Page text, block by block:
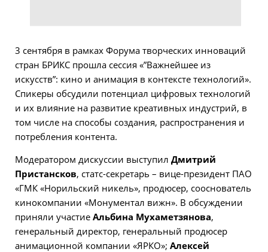
3 сентября в рамках Форума творческих инноваций
стран БРИКС прошла сессия «”Важнейшее из
искусств”: кино и анимация в контексте технологий».
Спикеры обсудили потенциал цифровых технологий
и их влияние на развитие креативных индустрий, в
том числе на способы создания, распространения и
потребления контента.
Модератором дискуссии выступил Дмитрий
Пристансков, статс-секретарь – вице-президент ПАО
«ГМК «Норильский никель», продюсер, сооснователь
кинокомпании «Монументал вижн». В обсуждении
приняли участие Альбина Мухаметзянова,
генеральный директор, генеральный продюсер
анимационной компании «ЯРКО»; Алексей